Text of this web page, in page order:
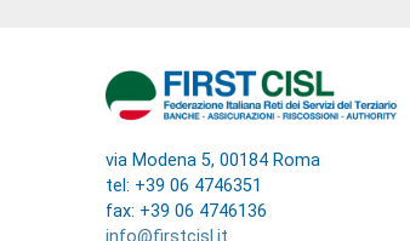
via Modena 5, 00184 Roma
tel: +39 06 4746351
fax: +39 06 4746136
info@firstcisl.it